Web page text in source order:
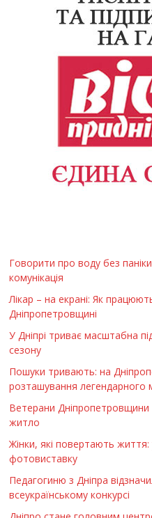
Говорити про воду без
комунікація
Лікар – на екрані: Як
Дніпропетровщині
У Дніпрі триває масштабна
сезону
Пошуки тривають: на
розташування
Ветерани
житло
Жінки, які повертають життя:
фотовиставку
Педагогиню з Дніпра
всеукраїнському конкурсі